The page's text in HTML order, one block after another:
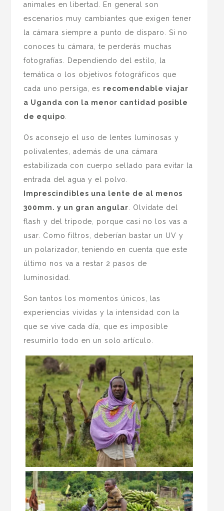
animales en libertad. En general son
escenarios muy cambiantes que exigen tener
la cámara siempre a punto de disparo. Si no
conoces tu cámara, te perderás muchas
fotografías. Dependiendo del estilo, la
temática o los objetivos fotográficos que
cada uno persiga, es recomendable viajar
a Uganda con la menor cantidad posible
de equipo.
Os aconsejo el uso de lentes luminosas y
polivalentes, además de una cámara
estabilizada con cuerpo sellado para evitar la
entrada del agua y el polvo.
Imprescindibles una lente de al menos
300mm. y un gran angular. Olvídate del
flash y del trípode, porque casi no los vas a
usar. Como filtros, deberían bastar un UV y
un polarizador, teniendo en cuenta que este
último nos va a restar 2 pasos de
luminosidad.
Son tantos los momentos únicos, las
experiencias vividas y la intensidad con la
que se vive cada día, que es imposible
resumirlo todo en un solo artículo.